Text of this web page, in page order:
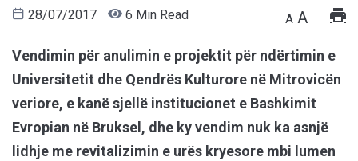
28/07/2017 6 Min Read A A
Vendimin për anulimin e projektit për ndërtimin e
Universitetit dhe Qendrës Kulturore në Mitrovicën
veriore, e kanë sjellë institucionet e Bashkimit
Evropian në Bruksel, dhe ky vendim nuk ka asnjë
lidhje me revitalizimin e urës kryesore mbi lumen